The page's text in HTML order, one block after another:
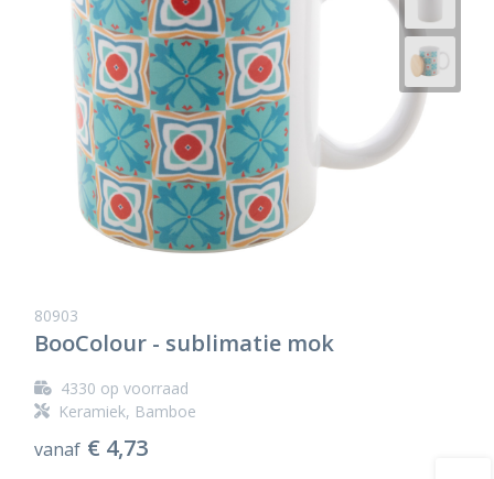
80903
BooColour - sublimatie mok
4330 op voorraad
Keramiek, Bamboe
vanaf € 4,73